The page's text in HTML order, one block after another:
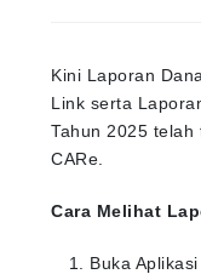
Kini Laporan
Link serta
Tahun 2025
CARe.
Cara Melihat
Buka